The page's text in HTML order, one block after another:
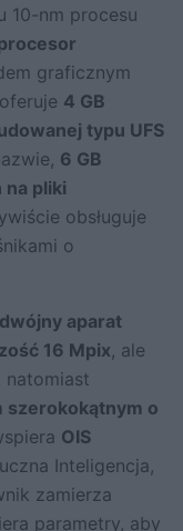
10-nm procesu
graficznym
4 GB
typu UFS
6 GB
na pliki
obsługuje
o
aparat
16 Mpix, ale
, natomiast
szerokokątnym o
OIS
Inteligencja,
zamierza
parametry, aby